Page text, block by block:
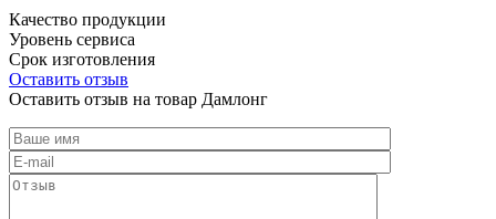
Качество продукции
Уровень сервиса
Срок изготовления
Оставить отзыв
Оставить отзыв на товар Дамлонг